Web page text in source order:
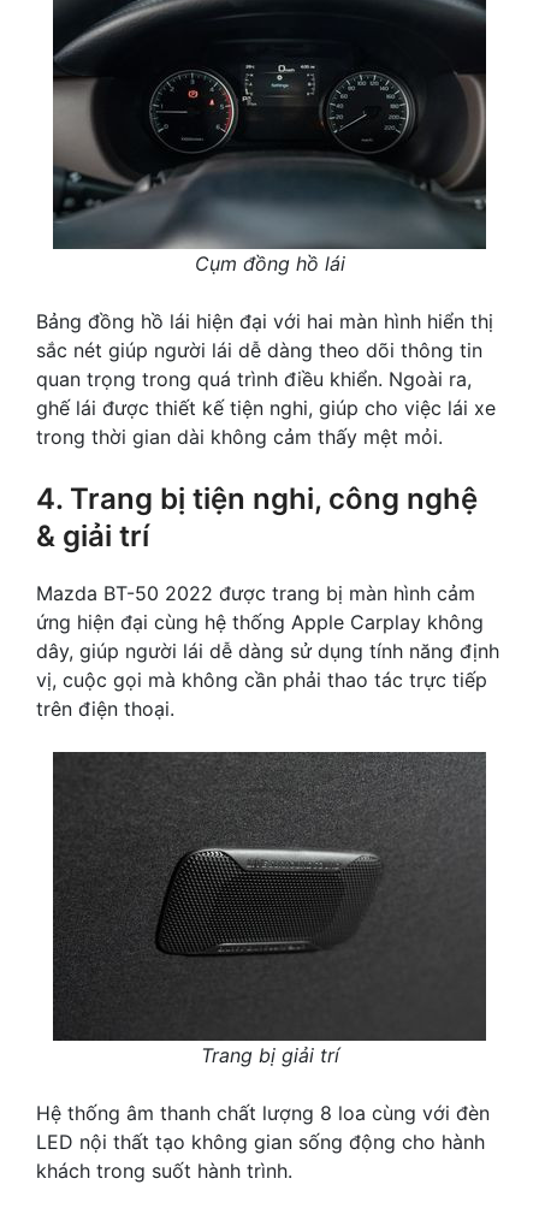
Cụm đồng hồ lái
Bảng đồng hồ lái hiện đại với hai màn hình hiển thị
sắc nét giúp người lái dễ dàng theo dõi thông tin
quan trọng trong quá trình điều khiển. Ngoài ra,
ghế lái được thiết kế tiện nghi, giúp cho việc lái xe
trong thời gian dài không cảm thấy mệt mỏi.
4. Trang bị tiện nghi, công nghệ
& giải trí
Mazda BT-50 2022 được trang bị màn hình cảm
ứng hiện đại cùng hệ thống Apple Carplay không
dây, giúp người lái dễ dàng sử dụng tính năng định
vị, cuộc gọi mà không cần phải thao tác trực tiếp
trên điện thoại.
Trang bị giải trí
Hệ thống âm thanh chất lượng 8 loa cùng với đèn
LED nội thất tạo không gian sống động cho hành
khách trong suốt hành trình.